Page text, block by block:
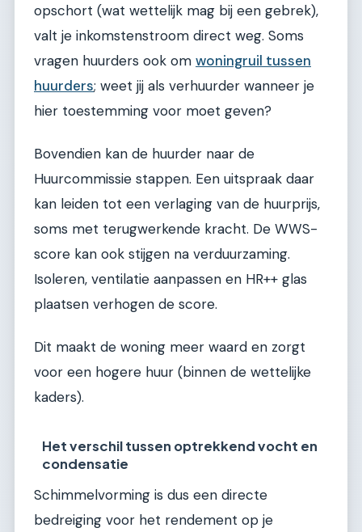
opschort (wat wettelijk mag bij een gebrek),
valt je inkomstenstroom direct weg. Soms
vragen huurders ook om woningruil tussen
huurders; weet jij als verhuurder wanneer je
hier toestemming voor moet geven?
Bovendien kan de huurder naar de
Huurcommissie stappen. Een uitspraak daar
kan leiden tot een verlaging van de huurprijs,
soms met terugwerkende kracht. De WWS-
score kan ook stijgen na verduurzaming.
Isoleren, ventilatie aanpassen en HR++ glas
plaatsen verhogen de score.
Dit maakt de woning meer waard en zorgt
voor een hogere huur (binnen de wettelijke
kaders).
Het verschil tussen optrekkend vocht en
condensatie
Schimmelvorming is dus een directe
bedreiging voor het rendement op je